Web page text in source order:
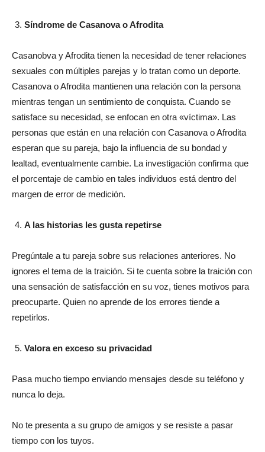
Síndrome de Casanova o Afrodita
Casanobva y Afrodita tienen la necesidad de tener relaciones
sexuales con múltiples parejas y lo tratan como un deporte.
Casanova o Afrodita mantienen una relación con la persona
mientras tengan un sentimiento de conquista. Cuando se
satisface su necesidad, se enfocan en otra «víctima». Las
personas que están en una relación con Casanova o Afrodita
esperan que su pareja, bajo la influencia de su bondad y
lealtad, eventualmente cambie. La investigación confirma que
el porcentaje de cambio en tales individuos está dentro del
margen de error de medición.
A las historias les gusta repetirse
Pregúntale a tu pareja sobre sus relaciones anteriores. No
ignores el tema de la traición. Si te cuenta sobre la traición con
una sensación de satisfacción en su voz, tienes motivos para
preocuparte. Quien no aprende de los errores tiende a
repetirlos.
Valora en exceso su privacidad
Pasa mucho tiempo enviando mensajes desde su teléfono y
nunca lo deja.
No te presenta a su grupo de amigos y se resiste a pasar
tiempo con los tuyos.